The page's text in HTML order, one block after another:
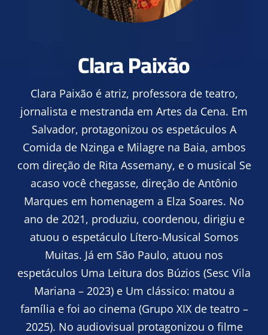
Clara Paixão
Clara Paixão é atriz, professora de teatro,
jornalista e mestranda em Artes da Cena. Em
Salvador, protagonizou os espetáculos A
Comida de Nzinga e Milagre na Baia, ambos
com direção de Rita Assemany, e o musical Se
acaso você chegasse, direção de Antônio
Marques em homenagem a Elza Soares. No
ano de 2021, produziu, coordenou, dirigiu e
atuou o espetáculo Lítero-Musical Somos
Muitas. Já em São Paulo, atuou nos
espetáculos Uma Leitura dos Búzios (Sesc Vila
Mariana – 2023) e Um clássico: matou a
família e foi ao cinema (Grupo XIX de teatro –
2025). No audiovisual protagonizou o filme